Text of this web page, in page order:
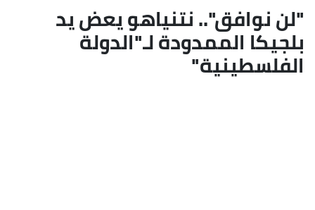
"لن نوافق".. نتنياهو يعض يد
بلجيكا الممدودة لـ"الدولة
الفلسطينية"